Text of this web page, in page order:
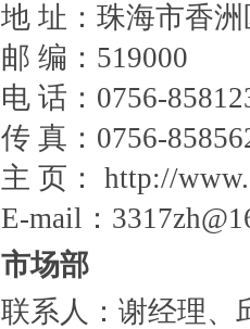
地 址：珠海市香
邮 编：519000
电 话：0756-
传 真：0756-
主 页： http://
E-mail：
市场部
联系人：谢经理、